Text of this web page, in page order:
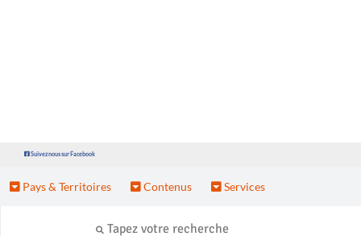
Suivez nous sur Facebook
Pays & Territoires Contenus Services